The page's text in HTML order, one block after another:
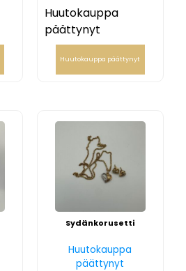
Huutokauppa
päättynyt
Huutokauppa päättynyt
Sydänkorusetti
Huutokauppa
päättynyt